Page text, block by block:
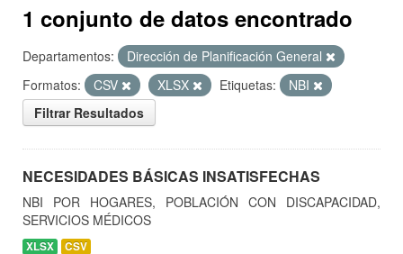
1 conjunto de datos encontrado
Departamentos:
Dirección de Planificación General
Formatos:
CSV XLSX Etiquetas:
NBI
Filtrar Resultados
NECESIDADES BÁSICAS INSATISFECHAS
NBI POR HOGARES, POBLACIÓN CON DISCAPACIDAD,
SERVICIOS MÉDICOS
XLSX CSV